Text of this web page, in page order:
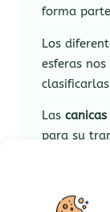
forma
Los
esferas
Lascanicas
para su
productos.